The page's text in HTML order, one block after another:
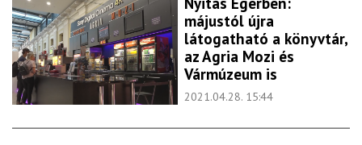
májustól újra
látogatható a könyvtár,
az Agria Mozi és
Vármúzeum is
2021.04.28. 15:44